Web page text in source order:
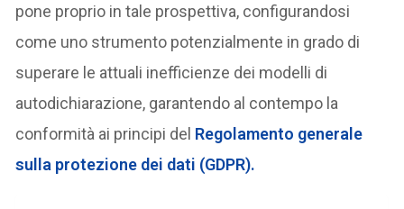
pone proprio in tale prospettiva, configurandosi
come uno strumento potenzialmente in grado di
superare le attuali inefficienze dei modelli di
autodichiarazione, garantendo al contempo la
conformità ai principi del Regolamento generale
sulla protezione dei dati (GDPR).